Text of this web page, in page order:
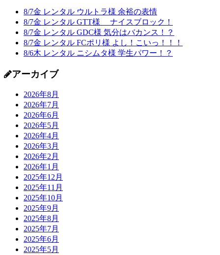
8/7金 レンタル ウルトラ様 余裕の表情
8/7金 レンタル GTT様 ナイスブロック！
8/7金 レンタル GDC様 気分はバカンス！？
8/7金 レンタル FCポリ様 よし！こいっ！！！
8/6木 レンタル ニシムタ様 学生パワー！？
アーカイブ
2026年8月
2026年7月
2026年6月
2026年5月
2026年4月
2026年3月
2026年2月
2026年1月
2025年12月
2025年11月
2025年10月
2025年9月
2025年8月
2025年7月
2025年6月
2025年5月